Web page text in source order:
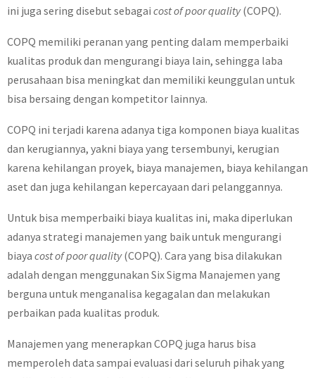
ini juga sering disebut sebagai cost of poor quality(COPQ).
COPQ memiliki peranan yang penting dalam memperbaiki
kualitas produk dan mengurangi biaya lain, sehingga laba
perusahaan bisa meningkat dan memiliki keunggulan untuk
bisa bersaing dengan kompetitor lainnya.
COPQ ini terjadi karena adanya tiga komponen biaya kualitas
dan kerugiannya, yakni biaya yang tersembunyi, kerugian
karena kehilangan proyek, biaya manajemen, biaya kehilangan
aset dan juga kehilangan kepercayaan dari pelanggannya.
Untuk bisa memperbaiki biaya kualitas ini, maka diperlukan
adanya strategi manajemen yang baik untuk mengurangi
biaya cost of poor quality(COPQ). Cara yang bisa dilakukan
adalah dengan menggunakan Six Sigma Manajemen yang
berguna untuk menganalisa kegagalan dan melakukan
perbaikan pada kualitas produk.
Manajemen yang menerapkan COPQ juga harus bisa
memperoleh data sampai evaluasi dari seluruh pihak yang